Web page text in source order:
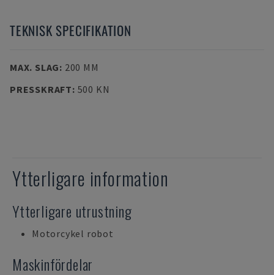
TEKNISK SPECIFIKATION
MAX. SLAG: 200 MM
PRESSKRAFT: 500 KN
Ytterligare information
Ytterligare utrustning
Motorcykel robot
Maskinfördelar